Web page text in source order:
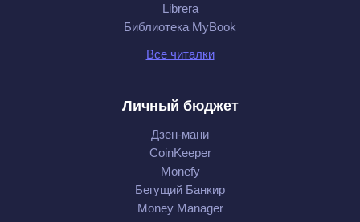
Librera
Библиотека MyBook
Все читалки
Личный бюджет
Дзен-мани
CoinKeeper
Monefy
Бегущий Банкир
Money Manager